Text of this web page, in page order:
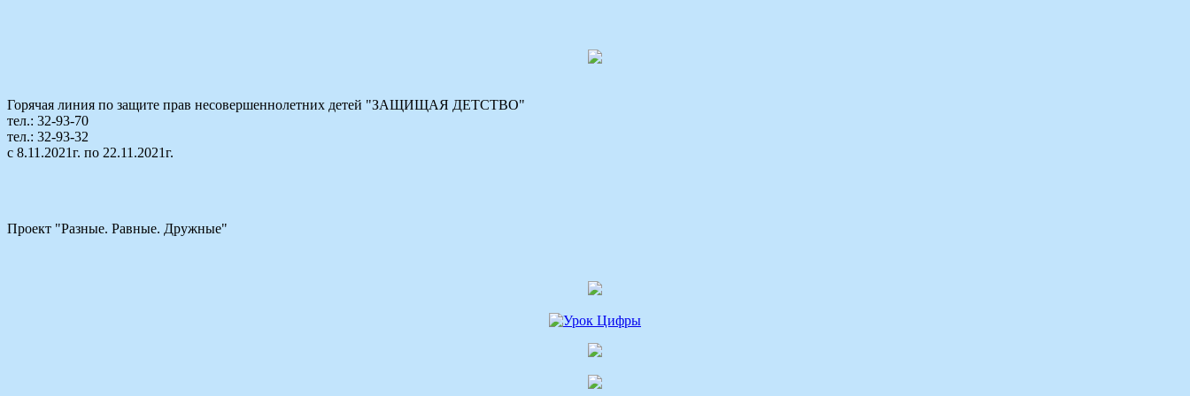
Горячая линия по защите прав несовершеннолетних детей "ЗАЩИЩАЯ ДЕТСТВО"
тел.: 32-93-70
тел.: 32-93-32
с 8.11.2021г. по 22.11.2021г.
Проект "Разные. Равные. Дружные"